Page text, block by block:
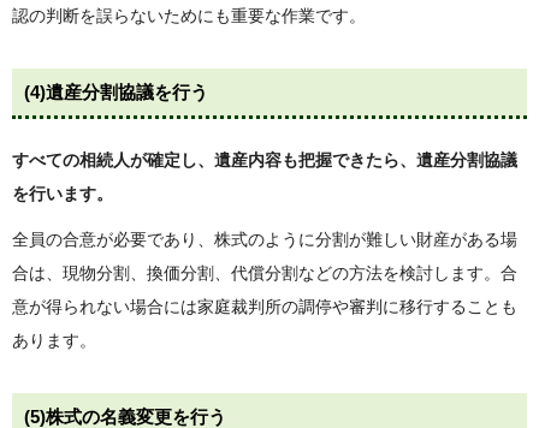
認の判断を誤らないためにも重要な作業です。
(4)遺産分割協議を行う
すべての相続人が確定し、遺産内容も把握できたら、遺産分割協議
を行います。
全員の合意が必要であり、株式のように分割が難しい財産がある場
合は、現物分割、換価分割、代償分割などの方法を検討します。合
意が得られない場合には家庭裁判所の調停や審判に移行することも
あります。
(5)株式の名義変更を行う